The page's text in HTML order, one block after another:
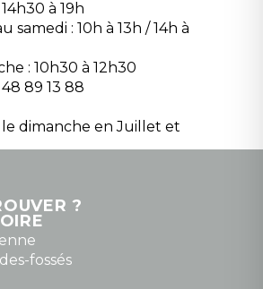
à 19h
samedi : 10h à 13h / 14h à
: 10h30 à 12h30
48 89 13 88
dimanche en Juillet et
griffe-noire.com
?
fossés